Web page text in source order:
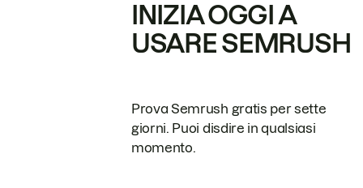
INIZIA OGGI A
USARE SEMRUSH
Prova Semrush gratis per sette
giorni. Puoi disdire in qualsiasi
momento.